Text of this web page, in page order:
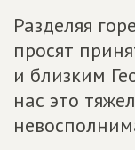
Разделяя
просят
и близким
нас это